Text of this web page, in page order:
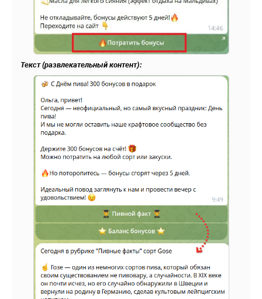
Текст (развлекательный контент):